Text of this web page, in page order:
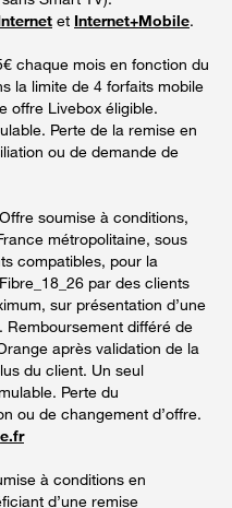
et Internet+Mobile.
chaque mois en fonction du
la limite de 4 forfaits mobile
offre Livebox éligible.
Perte de la remise en
ou de demande de
Offre soumise à conditions,
métropolitaine, sous
compatibles, pour la
par des clients
sur présentation d’une
Remboursement différé de
après validation de la
du client. Un seul
Perte du
ou de changement d’offre.
à conditions en
d’une remise